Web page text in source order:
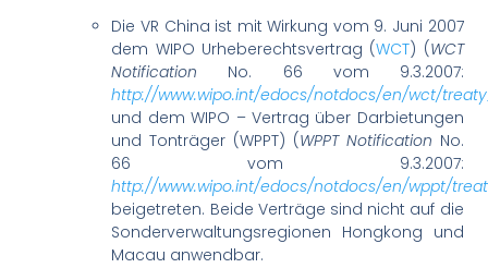
Die VR China ist mit Wirkung vom 9. Juni 2007
dem WIPO Urheberechtsvertrag (WCT) (WCT
Notification No. 66 vom 9.3.2007:
http://www.wipo.int/edocs/notdocs/en/wct/
und dem WIPO – Vertrag über Darbietungen
und Tonträger (WPPT) (WPPT Notification No.
66 vom 9.3.2007:
http://www.wipo.int/edocs/notdocs/en/wppt/
beigetreten. Beide Verträge sind nicht auf die
Sonderverwaltungsregionen Hongkong und
Macau anwendbar.